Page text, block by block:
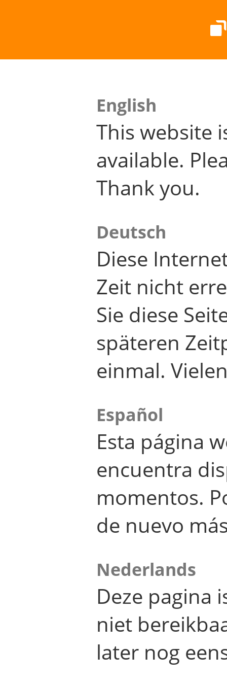
English
This website
available.
Thank you.
Deutsch
Diese
Zeit nicht
Sie diese
späteren
einmal.
Español
Esta página
encuentra
momentos.
de nuevo
Nederlands
Deze pagina
niet
later nog